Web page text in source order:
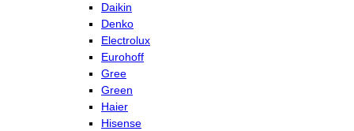
Daikin
Denko
Electrolux
Eurohoff
Gree
Green
Haier
Hisense